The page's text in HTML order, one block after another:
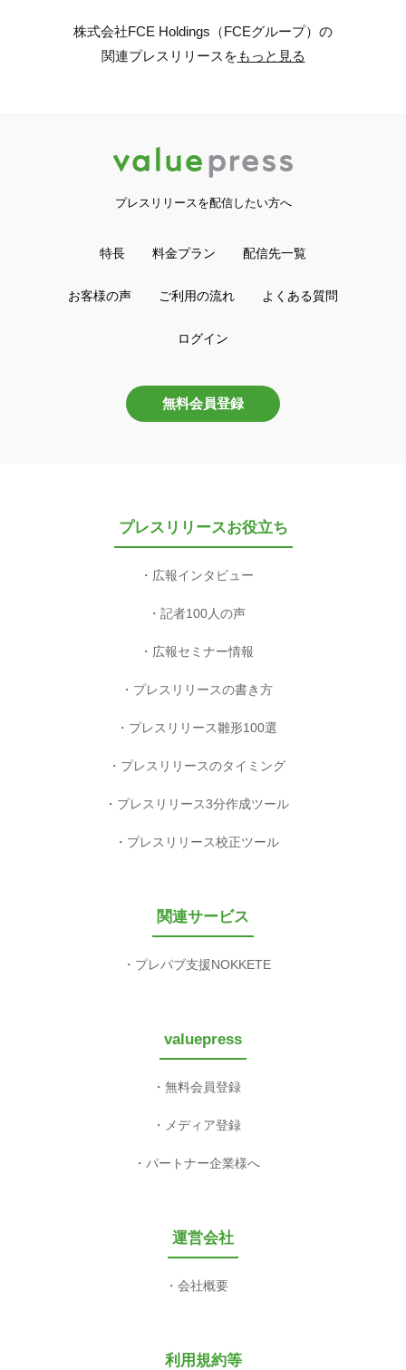
株式会社FCE Holdings（FCEグループ）の
関連プレスリリースをもっと見る
プレスリリースを配信したい方へ
特長 料金プラン 配信先一覧
お客様の声 ご利用の流れ よくある質問
ログイン
無料会員登録
プレスリリースお役立ち
広報インタビュー
記者100人の声
広報セミナー情報
プレスリリースの書き方
プレスリリース雛形100選
プレスリリースのタイミング
プレスリリース3分作成ツール
プレスリリース校正ツール
関連サービス
プレパブ支援NOKKETE
valuepress
無料会員登録
メディア登録
パートナー企業様へ
運営会社
会社概要
利用規約等